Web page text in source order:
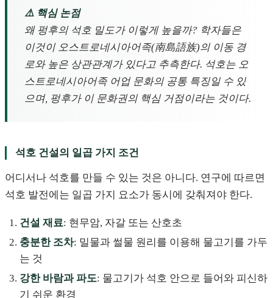
⚠️ 핵심 논점
왜 펑후의 석호 밀도가 이렇게 높을까? 학자들은
이것이 오스트로네시아어족(南島語族)의 이동 경
로와 높은 상관관계가 있다고 추측한다. 석호는 오
스트로네시아어족 어업 문화의 공통 특징일 수 있
으며, 펑후가 이 문화권의 핵심 거점이라는 것이다.
석호 건설의 일곱 가지 조건
어디서나 석호를 만들 수 있는 것은 아니다. 연구에 따르면
석호 발전에는 일곱 가지 요소가 동시에 갖춰져야 한다.
건설 재료: 현무암, 자갈 또는 산호초
충분한 조차: 밀물과 썰물 원리를 이용해 물고기를 가두
는 것
강한 바람과 파도: 물고기가 석호 안으로 들어와 피신하
기 쉬운 환경